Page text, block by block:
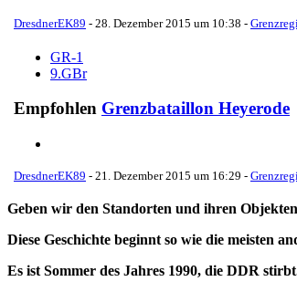
DresdnerEK89 - 28. Dezember 2015 um 10:38 -
GR-1
9.GBr
Empfohlen Grenzbataillon Heyerode
DresdnerEK89 - 21. Dezember 2015 um 16:29 -
Geben wir den Standorten und ihren
Diese Geschichte beginnt so wie die meisten
Es ist Sommer des Jahres 1990, die DDR